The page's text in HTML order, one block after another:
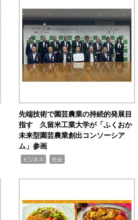
先端技術で園芸農業の持続的発展目
指す 久留米工業大学が「ふくおか
未来型園芸農業創出コンソーシア
ム」参画
ビジネス 社会